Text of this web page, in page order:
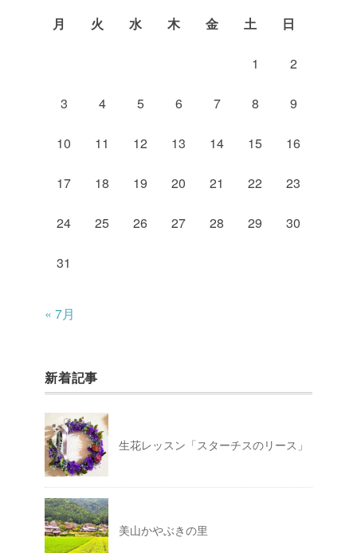
月 火 水 木 金 土 日
1 2
3 4 5 6 7 8 9
10 11 12 13 14 15 16
17 18 19 20 21 22 23
24 25 26 27 28 29 30
31
« 7月
新着記事
生花レッスン「スターチスのリース」
美山かやぶきの里